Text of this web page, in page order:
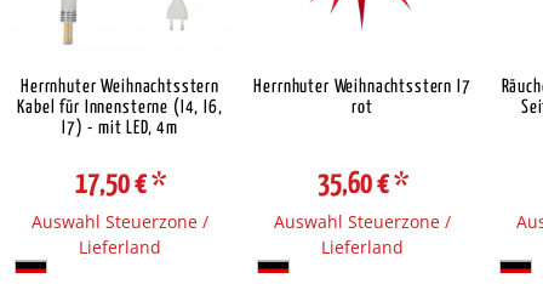
Herrnhuter Weihnachtsstern
Kabel für Innensterne (I4, I6,
I7) - mit LED, 4m
17,50 €*
Auswahl Steuerzone /
Lieferland
Herrnhuter Weihnachtsstern I7
rot
35,60 €*
Auswahl Steuerzone /
Lieferland